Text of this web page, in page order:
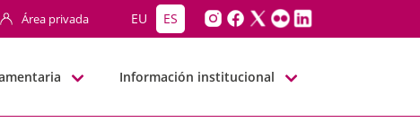
JJGG-BBNN
Área privada EU ES
Información institucional